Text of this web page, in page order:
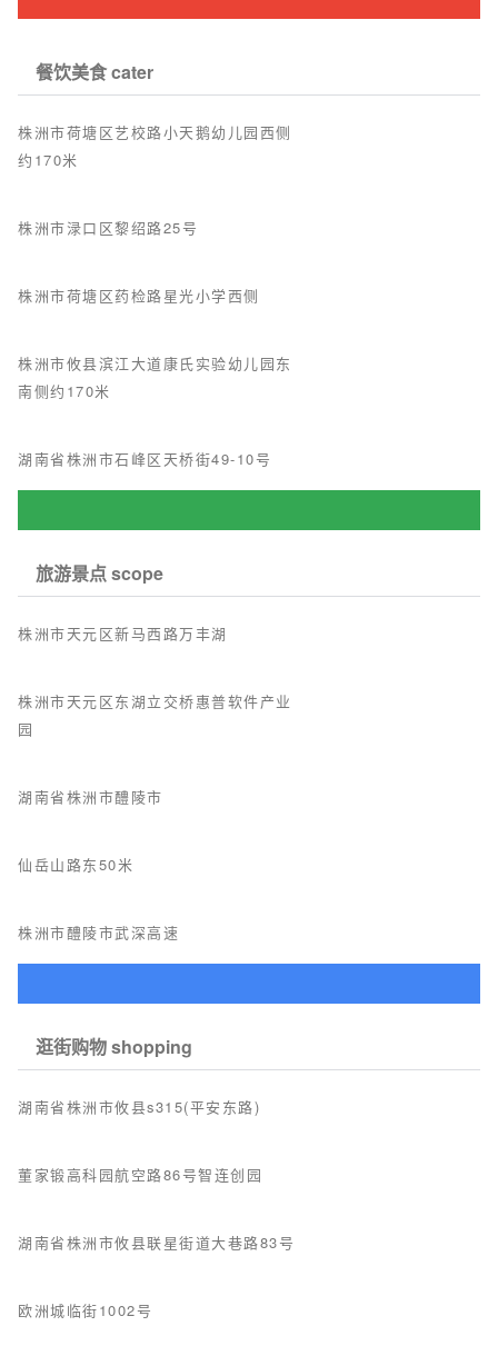
餐饮美食 cater
株洲市荷塘区艺校路小天鹅幼儿园西侧
约170米
株洲市渌口区黎绍路25号
株洲市荷塘区药检路星光小学西侧
株洲市攸县滨江大道康氏实验幼儿园东
南侧约170米
湖南省株洲市石峰区天桥街49-10号
旅游景点 scope
株洲市天元区新马西路万丰湖
株洲市天元区东湖立交桥惠普软件产业
园
湖南省株洲市醴陵市
仙岳山路东50米
株洲市醴陵市武深高速
逛街购物 shopping
湖南省株洲市攸县s315(平安东路)
董家锻高科园航空路86号智连创园
湖南省株洲市攸县联星街道大巷路83号
欧洲城临街1002号